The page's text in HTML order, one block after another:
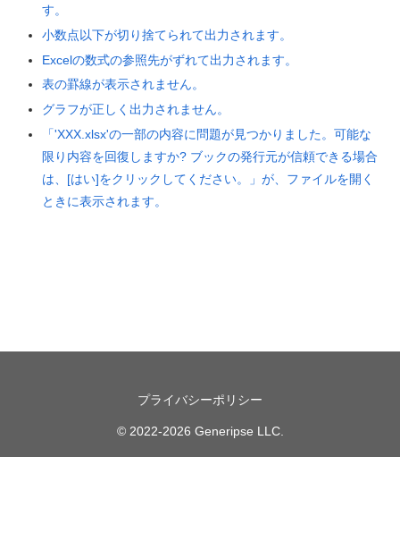
す。
小数点以下が切り捨てられて出力されます。
Excelの数式の参照先がずれて出力されます。
表の罫線が表示されません。
グラフが正しく出力されません。
「'XXX.xlsx'の一部の内容に問題が見つかりました。可能な
限り内容を回復しますか? ブックの発行元が信頼できる場合
は、[はい]をクリックしてください。」が、ファイルを開く
ときに表示されます。
プライバシーポリシー
© 2022-2026 Generipse LLC.